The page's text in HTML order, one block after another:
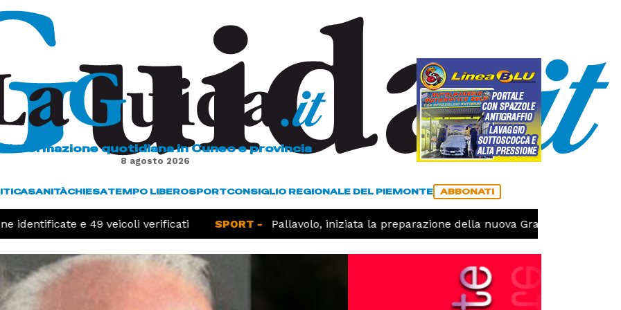
L'informazione quotidiana in Cuneo e provincia
8 agosto 2026
SANITÀCHIESATEMPO LIBEROSPORTCONSIGLIO REGIONALE DEL PIEMONTE ABBONATI
e 49 veicoli verificati SPORT - Pallavolo, iniziata la preparazione della nuova Granda Volley (FOTO